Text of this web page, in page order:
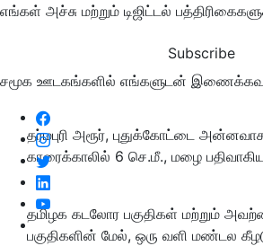
எங்கள் அச்சு மற்றும் டிஜிட்டல்
Subscribe
சமூக ஊடகங்களில் எங்களுடன்
தர்மபுரி அரூர், புதுக்கோட்டை
காரைக்காலில் 6 செ.மீ., மழை
தமிழக கடலோர பகுதிகள் மற்றும்
பகுதிகளின் மேல், ஒரு வளி மண்டல